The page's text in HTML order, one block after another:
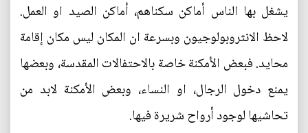
يشغل بها الناس أماكن سكناهم، أماكن الصيد او العمل.
لاحظ الانثروبولوجيون وبسرعة ان المكان ليس مكان إقامة
محايد. فبعض الأمكنة خاصة بالاحتفالات المقدسة، وبعضها
يمنع دخول الرجال، او النساء، وبعض الأمكنة لابد من
تحاشيها لوجود أرواح شريرة فيها.